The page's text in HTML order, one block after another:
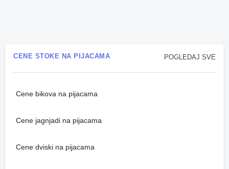
POGLEDAJ SVE
CENE STOKE NA PIJACAMA
Cene bikova na pijacama
Cene jagnjadi na pijacama
Cene dviski na pijacama